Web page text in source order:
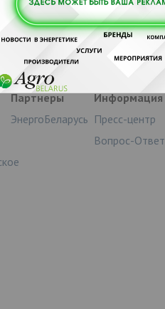
нужноВойтиили
Партнеры
ЭнергоБеларусь
Информация
Пресс-центр
Вопрос-Ответ